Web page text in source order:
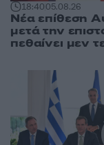
18:4005.08.26
Νέα επίθεση
μετά την
πεθαίνει μεν